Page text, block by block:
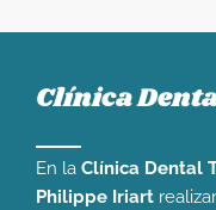
Clínica
En la Clínica Dental
Philippe Iriart